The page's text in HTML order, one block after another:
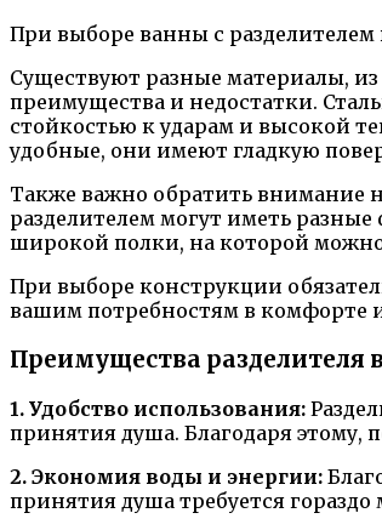
При выборе ванны с
Существуют разные материалы,
преимущества и недостатки.
стойкостью к ударам и высокой
удобные, они имеют гладкую
Также важно обратить внимание
разделителем могут иметь
широкой полки, на которой
При выборе конструкции
вашим потребностям в комфорте
Преимущества разделителя
1. Удобство использования:
принятия душа. Благодаря этому,
2. Экономия воды и энергии:
принятия душа требуется